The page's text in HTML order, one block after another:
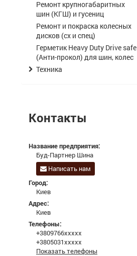
Ремонт крупногабаритных
шин (КГШ) и гусениц
Ремонт и покраска колесных
дисков (сх и спец)
Герметик Heavy Duty Drive safe
(Анти-прокол) для шин, колес
Техника
Контакты
Название предприятия:
Буд-Партнер Шина
Написать нам
Город:
Киев
Адрес:
Киев
Телефоны:
+3809766xxxxx
+3805031xxxxx
Показать телефоны